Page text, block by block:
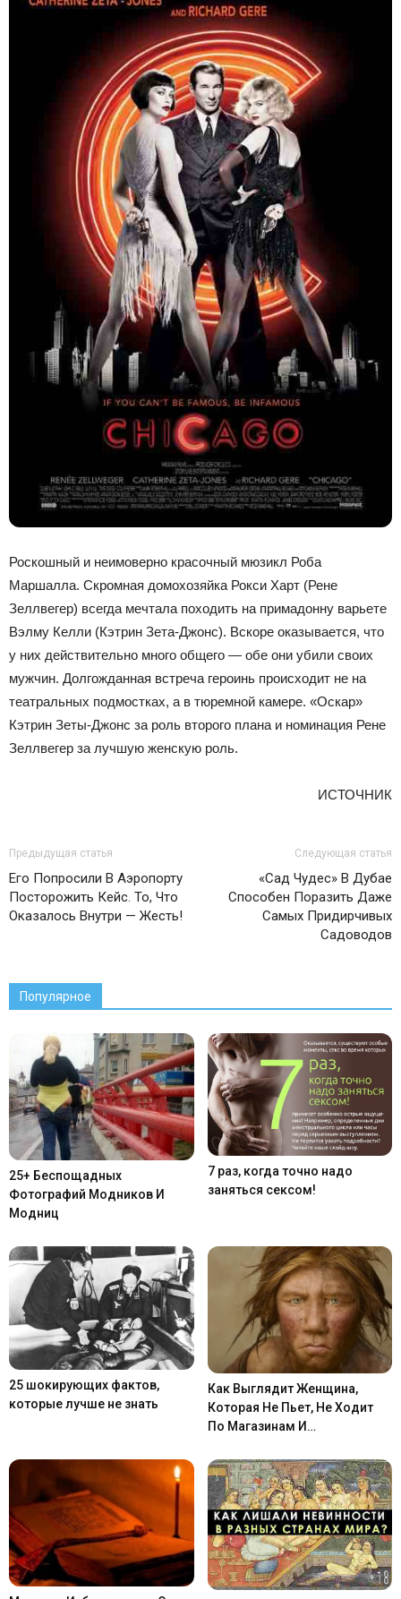
Роскошный и неимоверно красочный мюзикл Роба
Маршалла. Скромная домохозяйка Рокси Харт (Рене
Зеллвегер) всегда мечтала походить на примадонну варьете
Вэлму Келли (Кэтрин Зета-Джонс). Вскоре оказывается, что
у них действительно много общего — обе они убили своих
мужчин. Долгожданная встреча героинь происходит не на
театральных подмостках, а в тюремной камере. «Оскар»
Кэтрин Зеты-Джонс за роль второго плана и номинация Рене
Зеллвегер за лучшую женскую роль.
ИСТОЧНИК
Предыдущая статья
Его Попросили В Аэропорту
Посторожить Кейс. То, Что
Оказалось Внутри — Жесть!
Следующая статья
«Сад Чудес» В Дубае
Способен Поразить Даже
Самых Придирчивых
Садоводов
Популярное
25+ Беспощадных
Фотографий Модников И
Модниц
7 раз, когда точно надо
заняться сексом!
25 шокирующих фактов,
которые лучше не знать
Как Выглядит Женщина,
Которая Не Пьет, Не Ходит
По Магазинам И…